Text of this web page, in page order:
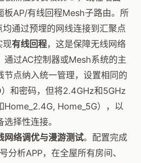
板AP/有线回程Mesh子路由。所
通过预埋的网线连接到汇聚点
现有线回程，这是保障无线网络
通过AC控制器或Mesh系统的主
节点纳入统一管理，设置相同的
和密码，但将2.4GHz和5GHz
Home_2.4G, Home_5G），以
择性连接。
网络调优与漫游测试。配置完成
分析APP，在全屋所有房间、